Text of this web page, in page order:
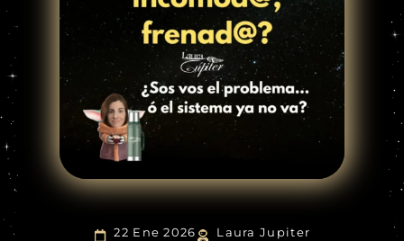
22 Ene 2026
Laura Jupiter